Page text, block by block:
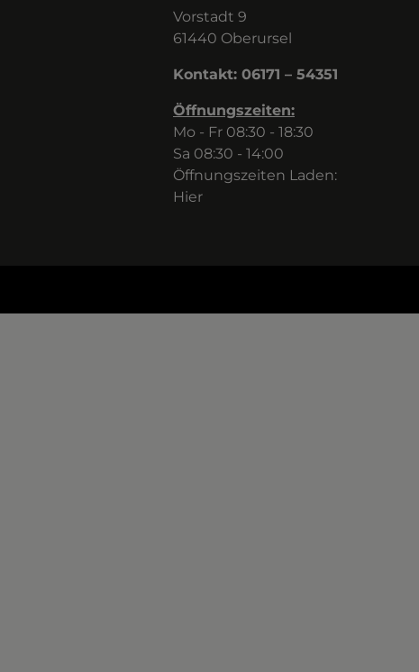
Vorstadt 9
61440 Oberursel
Kontakt: 06171 – 54351
Öffnungszeiten:
Mo - Fr 08:30 - 18:30
Sa 08:30 - 14:00
Öffnungszeiten Laden:
Hier